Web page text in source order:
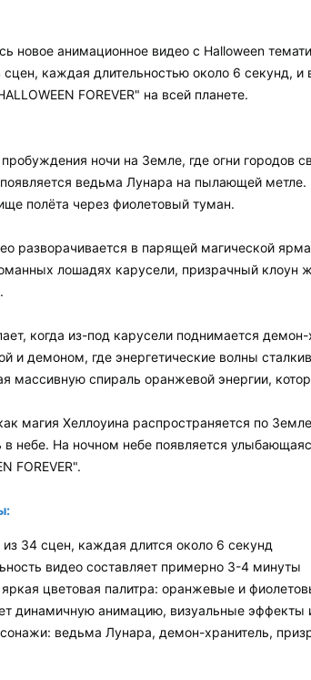
новое анимационное видео с Halloween
сцен, каждая длительностью около 6 секунд,
FOREVER" на всей планете.
пробуждения ночи на Земле, где огни
появляется ведьма Лунара на пылающей
полёта через фиолетовый туман.
разворачивается в парящей магической
лошадях карусели, призрачный клоун
когда из-под карусели поднимается
и демоном, где энергетические волны
массивную спираль оранжевой энергии,
магия Хеллоуина распространяется по
небе. На ночном небе появляется
FOREVER".
из 34 сцен, каждая длится около 6 секунд
видео составляет примерно 3-4 минуты
цветовая палитра: оранжевые и
динамичную анимацию, визуальные эффекты
ведьма Лунара, демон-хранитель,